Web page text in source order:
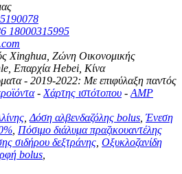
18000315995
Xinghua, Ζώνη Οικονομικής
Επαρχία Hebei, Κίνα
- 2019-2022: Με επιφύλαξη παντός
-Χάρτης ιστότοπου -AMP
,Δόση αλβενδαζόλης bolus, Ένεση
, Πόσιμο διάλυμα πραζικουαντέλης
σιδήρου δεξτράνης, Οξυκλοζανίδη
bolus,